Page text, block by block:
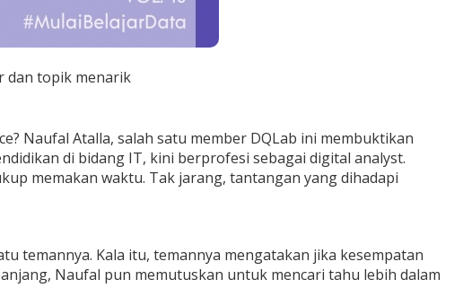
dan topik menarik
Naufal Atalla, salah satu member DQLab ini membuktikan
di bidang IT, kini berprofesi sebagai digital analyst.
memakan waktu. Tak jarang, tantangan yang dihadapi
temannya. Kala itu, temannya mengatakan jika kesempatan
Naufal pun memutuskan untuk mencari tahu lebih dalam